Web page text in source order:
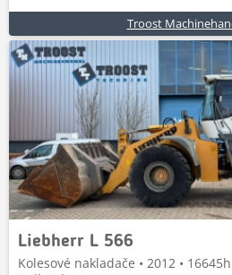
Troost
Liebherr L 566
Kolesové nakladače • 2012 •